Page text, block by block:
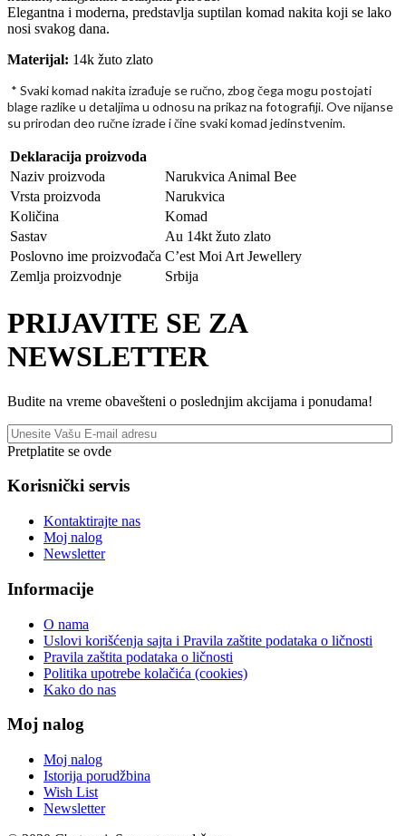
Elegantna i moderna, predstavlja suptilan komad nakita koji se lako
nosi svakog dana.
Materijal: 14k žuto zlato
* Svaki komad nakita izrađuje se ručno, zbog čega mogu postojati
blage razlike u detaljima u odnosu na prikaz na fotografiji. Ove nijanse
su prirodan deo ručne izrade i čine svaki komad jedinstvenim.
Deklaracija proizvoda
Naziv proizvoda
Narukvica Animal Bee
Vrsta proizvoda
Narukvica
Količina
Komad
Sastav
Au 14kt žuto zlato
Poslovno ime proizvođača C’est Moi Art Jewellery
Zemlja proizvodnje
Srbija
PRIJAVITE SE ZA
NEWSLETTER
Budite na vreme obavešteni o poslednjim akcijama i ponudama!
Pretplatite se ovde
Korisnički servis
Kontaktirajte nas
Moj nalog
Newsletter
Informacije
O nama
Uslovi korišćenja sajta i Pravila zaštite podataka o ličnosti
Pravila zaštita podataka o ličnosti
Politika upotrebe kolačića (cookies)
Kako do nas
Moj nalog
Moj nalog
Istorija porudžbina
Wish List
Newsletter